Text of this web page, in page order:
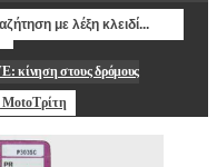
κίνηση στους δρόμους
MotoΤρίτη